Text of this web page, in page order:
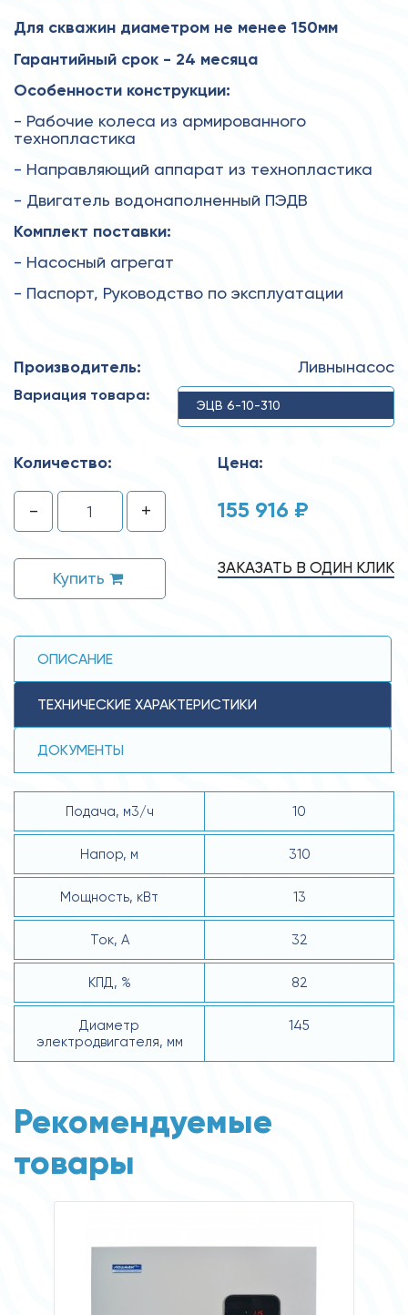
Для скважин диаметром не менее 150мм
Гарантийный срок - 24 месяца
Особенности конструкции:
- Рабочие колеса из армированного
технопластика
- Направляющий аппарат из технопластика
- Двигатель водонаполненный ПЭДВ
Комплект поставки:
- Насосный агрегат
- Паспорт, Руководство по эксплуатации
Производитель: Ливнынасос
Вариация товара:
ЭЦВ 6-10-310
Количество:
- +
Купить
Цена:
155 916 ₽
ЗАКАЗАТЬ В ОДИН КЛИК
ОПИСАНИЕ
ТЕХНИЧЕСКИЕ ХАРАКТЕРИСТИКИ
ДОКУМЕНТЫ
Подача, м3/ч 10
Напор, м 310
Мощность, кВт 13
Ток, А 32
КПД, % 82
Диаметр
электродвигателя, мм
145
Рекомендуемые
товары